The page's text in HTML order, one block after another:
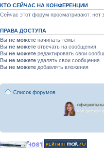
КТО СЕЙЧАС НА КОНФЕРЕНЦИИ
Сейчас этот форум просматривают: нет
ПРАВА ДОСТУПА
Вы не можете начинать темы
Вы не можете отвечать на сообщения
Вы не можете редактировать свои
Вы не можете удалять свои сообщения
Вы не можете добавлять вложения
Список форумов